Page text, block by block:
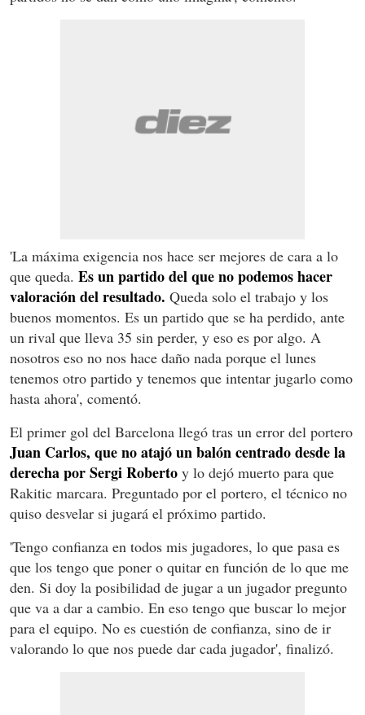
'La máxima exigencia nos hace ser mejores de cara a lo
que queda. Es un partido del que no podemos hacer
valoración del resultado. Queda solo el trabajo y los
buenos momentos. Es un partido que se ha perdido, ante
un rival que lleva 35 sin perder, y eso es por algo. A
nosotros eso no nos hace daño nada porque el lunes
tenemos otro partido y tenemos que intentar jugarlo como
hasta ahora', comentó.
El primer gol del Barcelona llegó tras un error del portero
Juan Carlos, que no atajó un balón centrado desde la
derecha por Sergi Roberto y lo dejó muerto para que
Rakitic marcara. Preguntado por el portero, el técnico no
quiso desvelar si jugará el próximo partido.
'Tengo confianza en todos mis jugadores, lo que pasa es
que los tengo que poner o quitar en función de lo que me
den. Si doy la posibilidad de jugar a un jugador pregunto
que va a dar a cambio. En eso tengo que buscar lo mejor
para el equipo. No es cuestión de confianza, sino de ir
valorando lo que nos puede dar cada jugador', finalizó.